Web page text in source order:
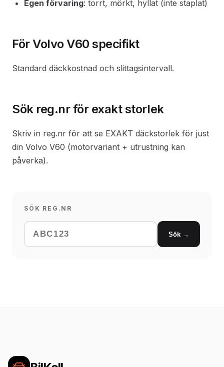
Egen förvaring: torrt, mörkt, hyllat (inte staplat)
För Volvo V60 specifikt
Standard däckkostnad och slittagsintervall.
Sök reg.nr för exakt storlek
Skriv in reg.nr för att se EXAKT däckstorlek för just
din Volvo V60 (motorvariant + utrustning kan
påverka).
SÖK REG.NR
Sök →